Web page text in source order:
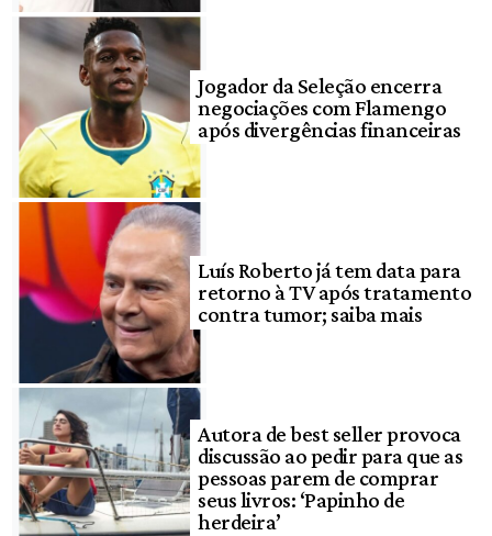
Jogador da Seleção encerra
negociações com Flamengo
após divergências financeiras
Luís Roberto já tem data para
retorno à TV após tratamento
contra tumor; saiba mais
Autora de best seller provoca
discussão ao pedir para que as
pessoas parem de comprar
seus livros: ‘Papinho de
herdeira’